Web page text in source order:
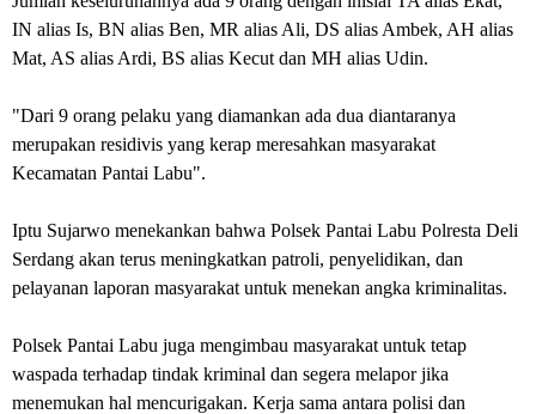
IN alias Is, BN alias Ben, MR alias Ali, DS alias Ambek, AH alias
Mat, AS alias Ardi, BS alias Kecut dan MH alias Udin.
"Dari 9 orang pelaku yang diamankan ada dua diantaranya
merupakan residivis yang kerap meresahkan masyarakat
Kecamatan Pantai Labu".
Iptu Sujarwo menekankan bahwa Polsek Pantai Labu Polresta Deli
Serdang akan terus meningkatkan patroli, penyelidikan, dan
pelayanan laporan masyarakat untuk menekan angka kriminalitas.
Polsek Pantai Labu juga mengimbau masyarakat untuk tetap
waspada terhadap tindak kriminal dan segera melapor jika
menemukan hal mencurigakan. Kerja sama antara polisi dan